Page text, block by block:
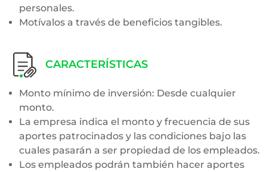
personales.
Motívalos a través de beneficios tangibles.
CARACTERÍSTICAS
Monto mínimo de inversión: Desde cualquier
monto.
La empresa indica el monto y frecuencia de sus
aportes patrocinados y las condiciones bajo las
cuales pasarán a ser propiedad de los empleados.
Los empleados podrán también hacer aportes